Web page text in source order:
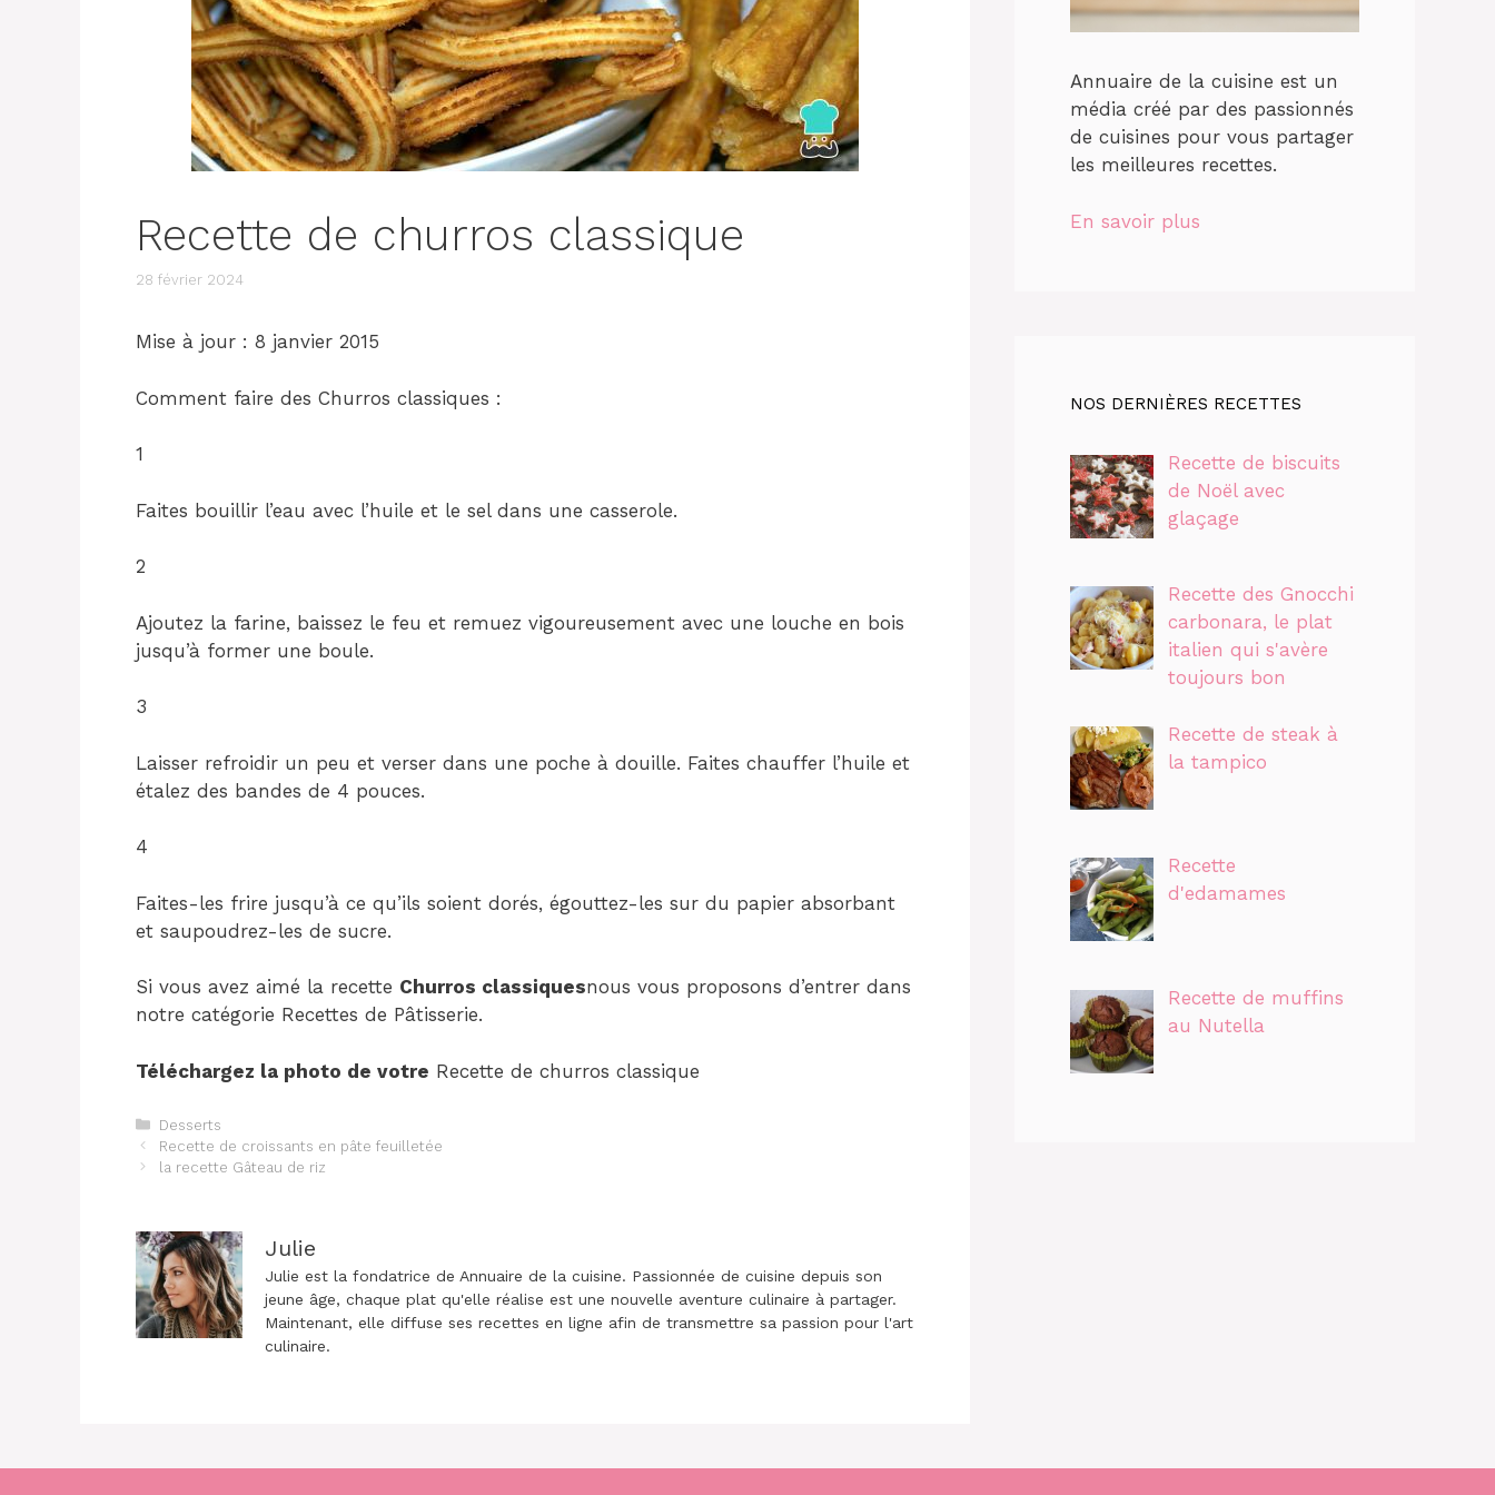
Recette de churros classique
28 février 2024
Mise à jour : 8 janvier 2015
Comment faire des Churros classiques :
1
Faites bouillir l’eau avec l’huile et le sel dans une casserole.
2
Ajoutez la farine, baissez le feu et remuez vigoureusement avec une louche en bois
jusqu’à former une boule.
3
Laisser refroidir un peu et verser dans une poche à douille. Faites chauffer l’huile et
étalez des bandes de 4 pouces.
4
Faites-les frire jusqu’à ce qu’ils soient dorés, égouttez-les sur du papier absorbant
et saupoudrez-les de sucre.
Si vous avez aimé la recette Churros classiquesnous vous proposons d’entrer dans
notre catégorie Recettes de Pâtisserie.
Téléchargez la photo de votre Recette de churros classique
Catégories
Desserts
Navigation
des
Recette de croissants en pâte feuilletée
la recette Gâteau de riz
Julie
Julie est la fondatrice de Annuaire de la cuisine. Passionnée de cuisine depuis son
jeune âge, chaque plat qu'elle réalise est une nouvelle aventure culinaire à partager.
Maintenant, elle diffuse ses recettes en ligne afin de transmettre sa passion pour l'art
culinaire.
Annuaire de la cuisine est un
média créé par des passionnés
de cuisines pour vous partager
les meilleures recettes.
En savoir plus
NOS DERNIÈRES RECETTES
Recette de biscuits
de Noël avec
glaçage
Recette des Gnocchi
carbonara, le plat
italien qui s'avère
toujours bon
Recette de steak à
la tampico
Recette
d'edamames
Recette de muffins
au Nutella